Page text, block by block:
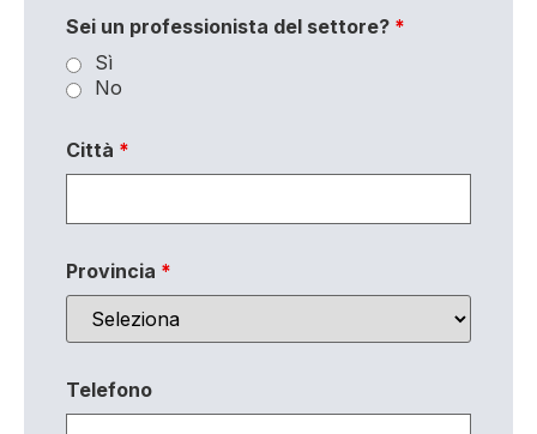
Sei un professionista del settore? *
Sì
No
Città *
Provincia *
Telefono